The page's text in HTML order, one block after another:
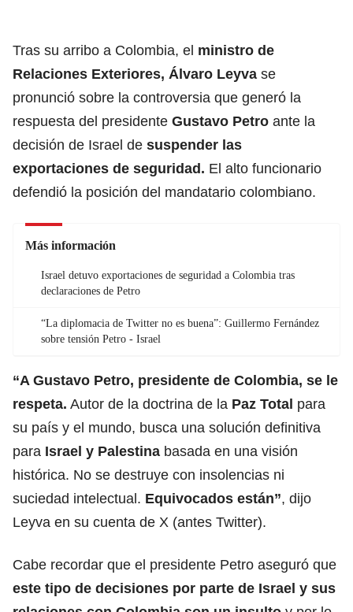
Tras su arribo a Colombia, el ministro de
Relaciones Exteriores, Álvaro Leyva se
pronunció sobre la controversia que generó la
respuesta del presidente Gustavo Petro ante la
decisión de Israel de suspender las
exportaciones de seguridad. El alto funcionario
defendió la posición del mandatario colombiano.
Más información
Israel detuvo exportaciones de seguridad a Colombia tras
declaraciones de Petro
“La diplomacia de Twitter no es buena”: Guillermo Fernández
sobre tensión Petro - Israel
“A Gustavo Petro, presidente de Colombia, se le
respeta. Autor de la doctrina de la Paz Total para
su país y el mundo, busca una solución definitiva
para Israel y Palestina basada en una visión
histórica. No se destruye con insolencias ni
suciedad intelectual. Equivocados están”, dijo
Leyva en su cuenta de X (antes Twitter).
Cabe recordar que el presidente Petro aseguró que
este tipo de decisiones por parte de Israel y sus